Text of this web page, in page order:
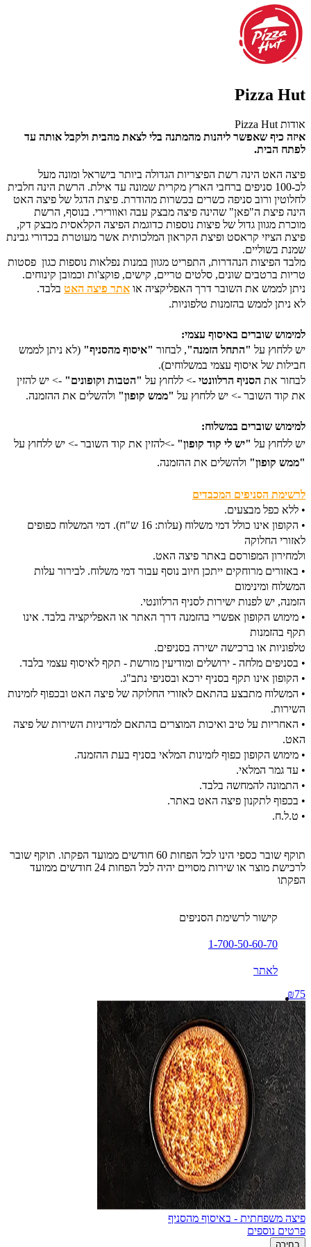
Pizza Hut
אודות Pizza Hut
איזה כיף שאפשר ליהנות מהמתנה בלי לצאת מהבית ולקבל אותה עד
לפתח הבית.
פיצה האט הינה רשת הפיצריות הגדולה ביותר בישראל ומונה מעל
לכ-100 סניפים ברחבי הארץ מקרית שמונה עד אילת. הרשת הינה חלבית
לחלוטין ורוב סניפה כשרים בכשרות מהודרת. פיצת הדגל של פיצה האט
הינה פיצת ה"פאן" שהינה פיצה מבצק עבה ואוורירי. בנוסף, הרשת
מוכרת מגוון גדול של פיצות נוספות כדוגמת הפיצה הקלאסית מבצק דק,
פיצת הציזי קראסט ופיצת הקראון המלכותית אשר מעוטרת בכדורי גבינת
שמנת בשוליים.
מלבד הפיצות הנהדרות, התפריט מגוון במנות נפלאות נוספות כגון פסטות
טריות ברטבים שונים, סלטים טריים, קישים, פוקצ'ות וכמובן קינוחים.
ניתן לממש את השובר דרך האפליקציה או אתר פיצה האט בלבד.
לא ניתן לממש בהזמנות טלפוניות.
למימוש שוברים באיסוף עצמי:
יש ללחוץ על "התחל הזמנה", לבחור "איסוף מהסניף" (לא ניתן לממש
חבילות של איסוף עצמי במשלוחים).
לבחור את הסניף הרלוונטי -> ללחוץ על "הטבות וקופונים" -> יש להזין
את קוד השובר -> יש ללחוץ על "ממש קופון" ולהשלים את ההזמנה.
למימוש שוברים במשלוח:
יש ללחוץ על "יש לי קוד קופון" ->להזין את קוד השובר -> יש ללחוץ על
"ממש קופון" ולהשלים את ההזמנה.
לרשימת הסניפים המכבדים
• ללא כפל מבצעים.
• הקופון אינו כולל דמי משלוח (עלות: 16 ש"ח). דמי המשלוח כפופים
לאזורי החלוקה
ולמחירון המפורסם באתר פיצה האט.
• באזורים מרוחקים ייתכן חיוב נוסף עבור דמי משלוח. לבירור עלות
המשלוח ומינימום
הזמנה, יש לפנות ישירות לסניף הרלוונטי.
• מימוש הקופון אפשרי בהזמנה דרך האתר או האפליקציה בלבד. אינו
תקף בהזמנות
טלפוניות או ברכישה ישירה בסניפים.
• בסניפים מלחה - ירושלים ומודיעין מורשת - תקף לאיסוף עצמי בלבד.
• הקופון אינו תקף בסניף ירכא ובסניפי נתב"ג.
• המשלוח מתבצע בהתאם לאזורי החלוקה של פיצה האט ובכפוף לזמינות
השירות.
• האחריות על טיב ואיכות המוצרים בהתאם למדיניות השירות של פיצה
האט.
• מימוש הקופון כפוף לזמינות המלאי בסניף בעת ההזמנה.
• עד גמר המלאי.
• התמונה להמחשה בלבד.
• בכפוף לתקנון פיצה האט באתר.
• ט.ל.ח.
תוקף שובר כספי הינו לכל הפחות 60 חודשים ממועד הפקתו. תוקף שובר
לרכישת מוצר או שירות מסויים יהיה לכל הפחות 24 חודשים ממועד
הפקתו
קישור לרשימת הסניפים
1-700-50-60-70
לאתר
₪75
פיצה משפחתית - באיסוף מהסניף
פרטים נוספים
בחירה